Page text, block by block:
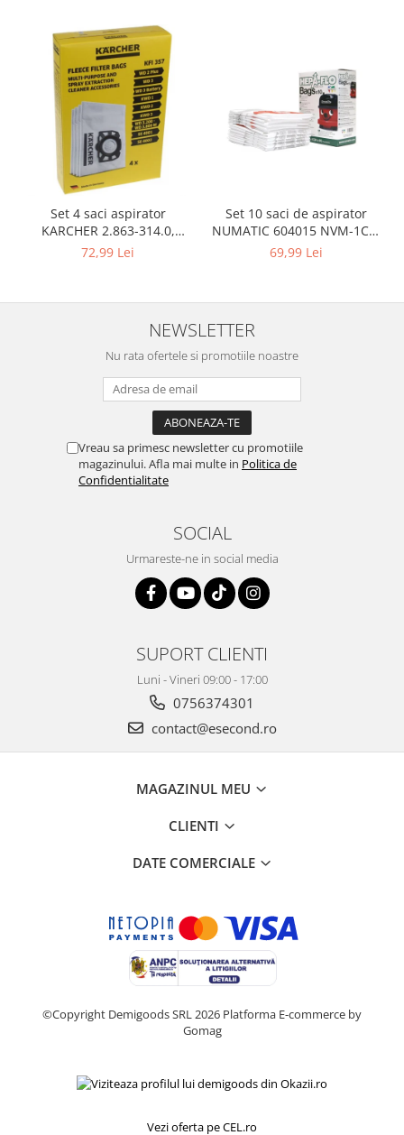
Accesorii animale de companie
Acvaristica
Castroane si adapatori animale
Igiena animale de companie
Mobila si transport animale de
companie
Zgarzi, lese si hamuri
PC, Periferice & Software
Componente PC
Desktop PC & Monitoare
Imprimante, Scanere &
Periferice PC
Retelistica & Supraveghere
Servere, Componente & UPS
Telecomenzi garaj
Sport & Activitati in aer liber
Accesorii Fitness
Accesorii sportive
Audio HI-FI & Profesionale
Camere video si sport
Home Cinema & Audio
Set 4 saci aspirator
KARCHER 2.863-314.0,
compatibil cu WD, KWD, SE
72,99 Lei
Set 10 saci de aspirator
NUMATIC 604015 NVM-1CH,
9L
69,99 Lei
NEWSLETTER
Nu rata ofertele si promotiile noastre
Vreau sa primesc newsletter cu promotiile
magazinului. Afla mai multe in Politica de
Confidentialitate
SOCIAL
Urmareste-ne in social media
SUPORT CLIENTI
Luni - Vineri 09:00 - 17:00
0756374301
contact@esecond.ro
MAGAZINUL MEU
CLIENTI
DATE COMERCIALE
©Copyright Demigoods SRL 2026 Platforma E-commerce by
Gomag
Vezi oferta pe CEL.ro